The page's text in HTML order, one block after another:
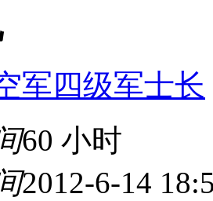
军四级军士长
60 小时
2012-6-14